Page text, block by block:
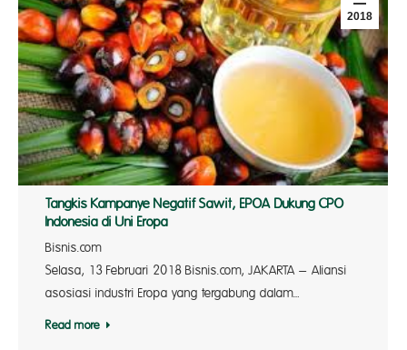
2018
Tangkis Kampanye Negatif Sawit, EPOA Dukung CPO
Indonesia di Uni Eropa
Selasa, 13 Februari 2018 Bisnis.com, JAKARTA – Aliansi
asosiasi industri Eropa yang tergabung dalam…
Read more